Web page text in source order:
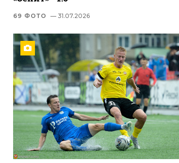
69 ФОТО — 31.07.2026